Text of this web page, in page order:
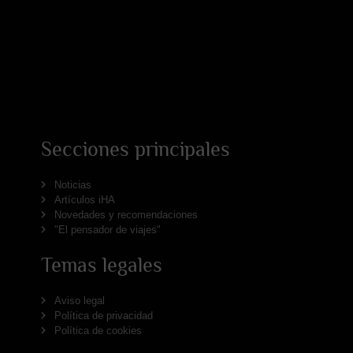
Secciones principales
Noticias
Artículos iHA
Novedades y recomendaciones
"El pensador de viajes"
Temas legales
Aviso legal
Política de privacidad
Política de cookies